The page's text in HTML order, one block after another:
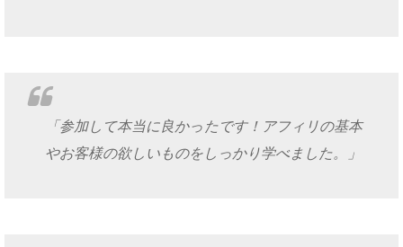
「参加して本当に良かったです！アフィリの基本
やお客様の欲しいものをしっかり学べました。」